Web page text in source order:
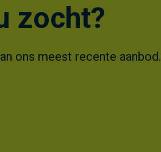
zocht?
ons meest recente aanbod.